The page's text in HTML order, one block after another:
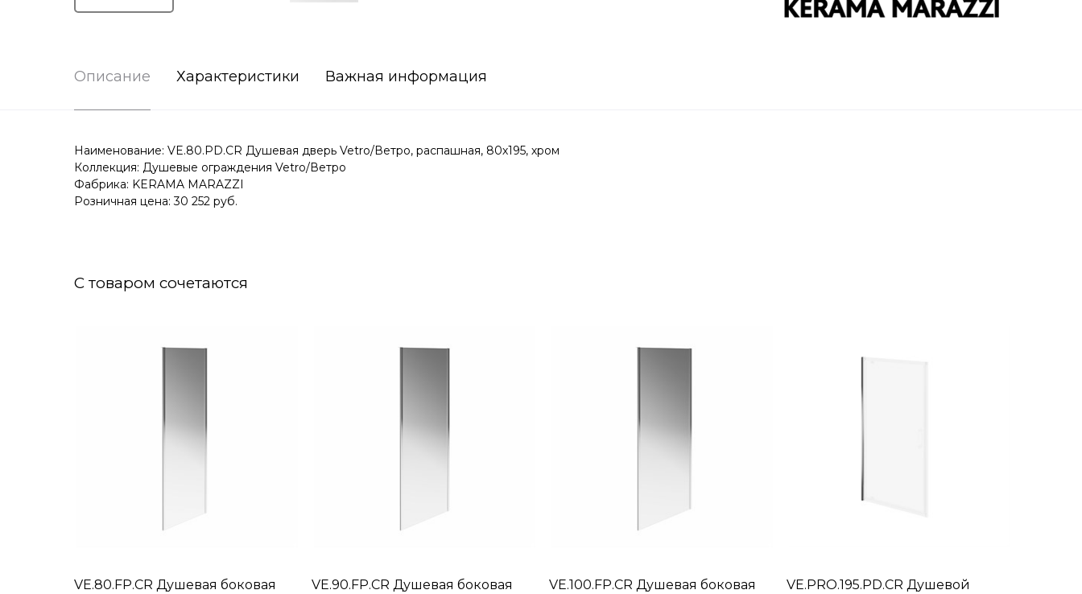
Описание Характеристики Важная информация
Наименование: VE.80.PD.CR Душевая дверь Vetro/Ветро, распашная, 80х195, хром
Коллекция: Душевые ограждения Vetro/Ветро
Фабрика: KERAMA MARAZZI
Розничная цена: 30 252 руб.
С товаром сочетаются
VE.80.FP.CR Душевая боковая
VE.90.FP.CR Душевая боковая
VE.100.FP.CR Душевая боковая
VE.PRO.195.PD.CR Душевой